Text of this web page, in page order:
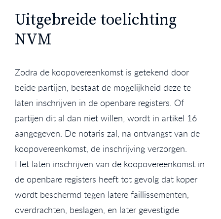
Uitgebreide toelichting
NVM
Zodra de koopovereenkomst is getekend door
beide partijen, bestaat de mogelijkheid deze te
laten inschrijven in de openbare registers. Of
partijen dit al dan niet willen, wordt in artikel 16
aangegeven. De notaris zal, na ontvangst van de
koopovereenkomst, de inschrijving verzorgen.
Het laten inschrijven van de koopovereenkomst in
de openbare registers heeft tot gevolg dat koper
wordt beschermd tegen latere faillissementen,
overdrachten, beslagen, en later gevestigde